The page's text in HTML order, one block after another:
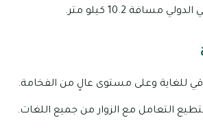
مسافة 10.2 كيلو متر.
للغاية وعلى مستوى عالٍ من الفخامة.
التعامل مع الزوار من جميع اللغات.